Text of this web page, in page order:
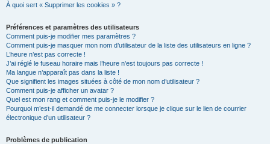
À quoi sert « Supprimer les cookies » ?
Préférences et paramètres des utilisateurs
Comment puis-je modifier mes paramètres ?
Comment puis-je masquer mon nom d’utilisateur de la liste des utilisateurs en ligne ?
L’heure n’est pas correcte !
J’ai réglé le fuseau horaire mais l’heure n’est toujours pas correcte !
Ma langue n’apparaît pas dans la liste !
Que signifient les images situées à côté de mon nom d’utilisateur ?
Comment puis-je afficher un avatar ?
Quel est mon rang et comment puis-je le modifier ?
Pourquoi m’est-il demandé de me connecter lorsque je clique sur le lien de courrier
électronique d’un utilisateur ?
Problèmes de publication